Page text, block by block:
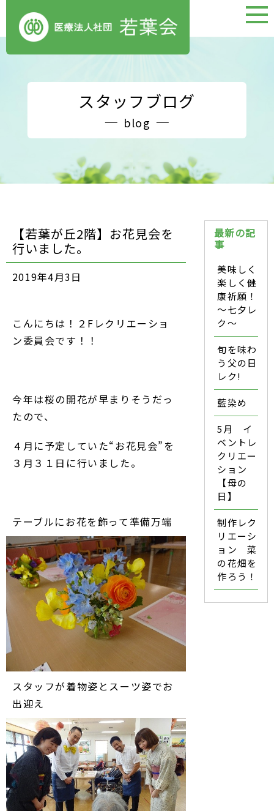
スタッフブログ
blog
【若葉が丘2階】お花見会を
行いました。
2019年4月3日
こんにちは！２Fレクリエーショ
ン委員会です！！
今年は桜の開花が早まりそうだっ
たので、
４月に予定していた“お花見会”を
３月３１日に行いました。
テーブルにお花を飾って準備万端
スタッフが着物姿とスーツ姿でお
出迎え
最新の記
事
美味しく
楽しく健
康祈願！
～七夕レ
ク～
旬を味わ
う父の日
レク!
藍染め
5月 イ
ベントレ
クリエー
ション
【母の
日】
制作レク
リエーシ
ョン 菜
の花畑を
作ろう！